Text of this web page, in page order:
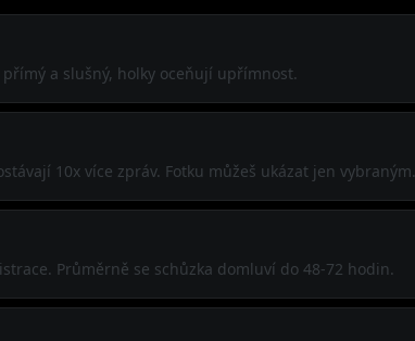
a slušný, holky oceňují upřímnost.
10x více zpráv. Fotku můžeš ukázat jen vybraným.
Průměrně se schůzka domluví do 48-72 hodin.